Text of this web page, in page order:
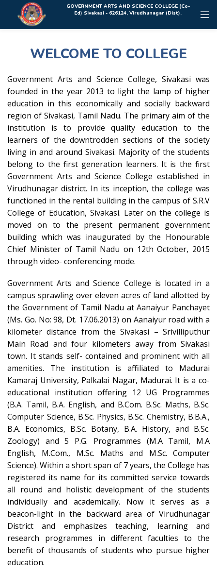
Rolex Replica Uhren DeutschlandGOVERNMENT ARTS AND SCIENCE COLLEGE (Co-
Ed) Sivakasi - 626124, Virudhunagar (Dist).
WELCOME TO COLLEGE
Government Arts and Science College, Sivakasi was
founded in the year 2013 to light the lamp of higher
education in this economically and socially backward
region of Sivakasi, Tamil Nadu. The primary aim of the
institution is to provide quality education to the
learners of the downtrodden sections of the society
living in and around Sivakasi. Majority of the students
belong to the first generation learners. It is the first
Government Arts and Science College established in
Virudhunagar district. In its inception, the college was
functioned in the rental building in the campus of S.R.V
College of Education, Sivakasi. Later on the college is
moved on to the present permanent government
building which was inaugurated by the Honourable
Chief Minister of Tamil Nadu on 12th October, 2015
through video- conferencing mode.
Government Arts and Science College is located in a
campus sprawling over eleven acres of land allotted by
the Government of Tamil Nadu at Aanaiyur Panchayet
(Ms. Go. No: 98, Dt. 17.06.2013) on Aanaiyur road with a
kilometer distance from the Sivakasi – Srivilliputhur
Main Road and four kilometers away from Sivakasi
town. It stands self- contained and prominent with all
amenities. The institution is affiliated to Madurai
Kamaraj University, Palkalai Nagar, Madurai. It is a co-
educational institution offering 12 UG Programmes
(B.A. Tamil, B.A. English, and B.Com. B.Sc. Maths, B.Sc.
Computer Science, B.Sc. Physics, B.Sc. Chemistry, B.B.A.,
B.A. Economics, B.Sc. Botany, B.A. History, and B.Sc.
Zoology) and 5 P.G. Programmes (M.A Tamil, M.A
English, M.Com., M.Sc. Maths and M.Sc. Computer
Science). Within a short span of 7 years, the College has
registered its name for its committed service towards
all round and holistic development of the students
individually and academically. Now it serves as a
beacon-light in the backward area of Virudhunagar
District and emphasizes teaching, learning and
research programmes in different faculties to the
benefit of thousands of students who pursue higher
education.